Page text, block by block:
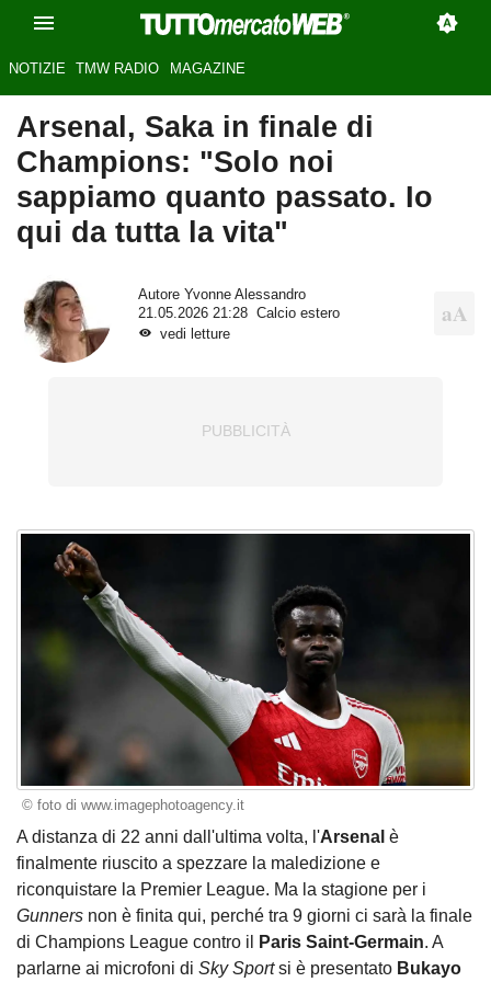
NOTIZIE TMW RADIO MAGAZINE
Arsenal, Saka in finale di
Champions: "Solo noi
sappiamo quanto passato. Io
qui da tutta la vita"
Autore Yvonne Alessandro
21.05.2026 21:28
Calcio estero
vedi letture
© foto di www.imagephotoagency.it
A distanza di 22 anni dall'ultima volta, l'Arsenal è
finalmente riuscito a spezzare la maledizione e
riconquistare la Premier League. Ma la stagione per i
Gunners non è finita qui, perché tra 9 giorni ci sarà la finale
di Champions League contro il
Paris Saint-Germain. A
parlarne ai microfoni di Sky Sportsi è presentato Bukayo